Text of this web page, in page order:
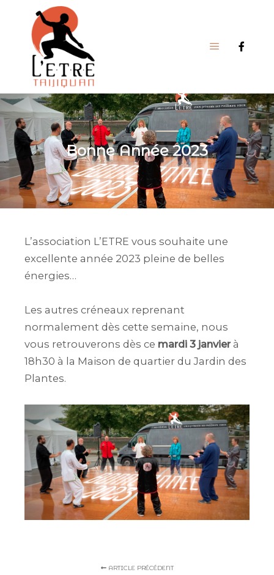
Bonne Année 2023
L’association L’ETRE vous souhaite une
excellente année 2023 pleine de belles
énergies…
Les autres créneaux reprenant
normalement dès cette semaine, nous
vous retrouverons dès ce mardi 3 janvierà
18h30 à la Maison de quartier du Jardin des
Plantes.
ARTICLE PRÉCÉDENT